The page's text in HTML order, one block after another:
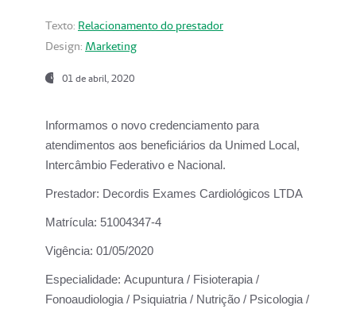
Texto: Relacionamento do prestador
Design: Marketing
01 de abril, 2020
Informamos o novo credenciamento para
atendimentos aos beneficiários da Unimed Local,
Intercâmbio Federativo e Nacional.
Prestador: Decordis Exames Cardiológicos LTDA
Matrícula: 51004347-4
Vigência: 01/05/2020
Especialidade: Acupuntura / Fisioterapia /
Fonoaudiologia / Psiquiatria / Nutrição / Psicologia /